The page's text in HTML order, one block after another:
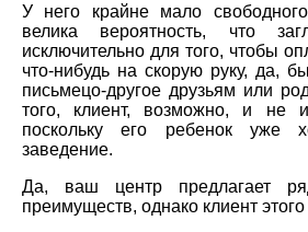
У него крайне мало
велика вероятность, что
исключительно для того, чтобы
что-нибудь на скорую руку, да,
письмецо-другое друзьям или
того, клиент, возможно, и не
поскольку его ребенок уже
заведение.
Да, ваш центр предлагает
преимуществ, однако клиент этого